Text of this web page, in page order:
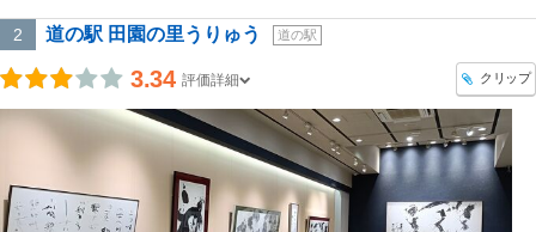
2 道の駅 田園の里うりゅう 道の駅
3.34 評価詳細 クリップ